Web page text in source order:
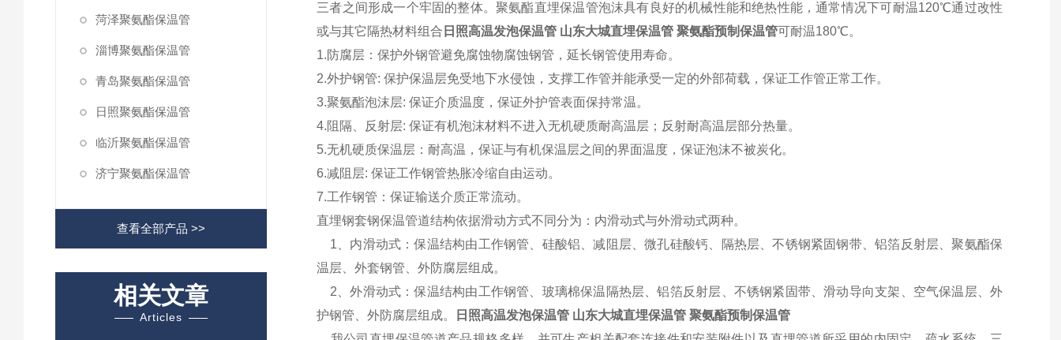
菏泽聚氨酯保温管
淄博聚氨酯保温管
青岛聚氨酯保温管
日照聚氨酯保温管
临沂聚氨酯保温管
济宁聚氨酯保温管
查看全部产品 >>
相关文章
Articles
三者之间形成一个牢固的整体。聚氨酯直埋保温管泡沫具有良好的机械性能和绝热性能，通常情况下可耐温120℃通过改性
或与其它隔热材料组合 日照高温发泡保温管 山东大城直埋保温管 聚氨酯预制保温管可耐温180℃。
1.防腐层：保护外钢管避免腐蚀物腐蚀钢管，延长钢管使用寿命。
2.外护钢管:保护保温层免受地下水侵蚀，支撑工作管并能承受一定的外部荷载，保证工作管正常工作。
3.聚氨酯泡沫层:保证介质温度，保证外护管表面保持常温。
4.阻隔、反射层:保证有机泡沫材料不进入无机硬质耐高温层；反射耐高温层部分热量。
5.无机硬质保温层：耐高温，保证与有机保温层之间的界面温度，保证泡沫不被炭化。
6.减阻层:保证工作钢管热胀冷缩自由运动。
7.工作钢管：保证输送介质正常流动。
直埋钢套钢保温管道结构依据滑动方式不同分为：内滑动式与外滑动式两种。
1 、内滑动式：保温结构由工作钢管、硅酸铝、减阻层、微孔硅酸钙、隔热层、不锈钢紧固钢带、铝箔反射层、聚氨酯保
温层、外套钢管、外防腐层组成。
2、外滑动式：保温结构由工作钢管、玻璃棉保温隔热层、铝箔反射层、不锈钢紧固带、滑动导向支架、空气保温层、外
护钢管、外防腐层组成。
日照高温发泡保温管 山东大城直埋保温管 聚氨酯预制保温管